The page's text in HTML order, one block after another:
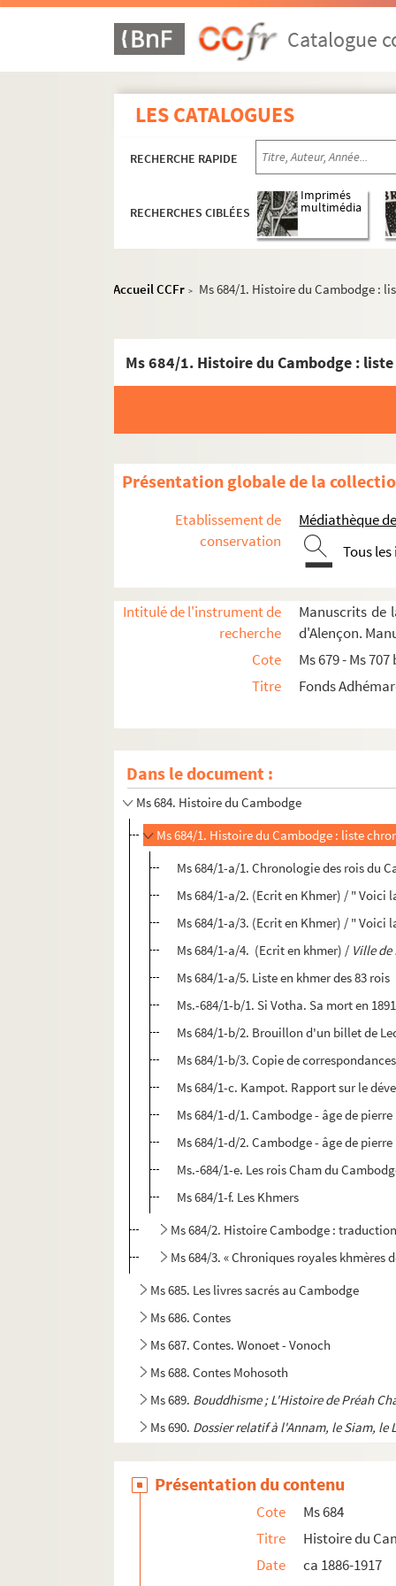
Catalogue
LES CATALOGUES
RECHERCHE RAPIDE
RECHERCHES CIBLÉES
Imprimés
multimédia
Accueil CCFr > Ms 684/1. Histoire du Cambodge :
Présentation globale de la
Etablissement de
conservation
Médiathèque
Tous
Intitulé de l'instrument de
recherche
Manuscrits de
d'Alençon.
Cote
Ms 679 - Ms 707
Titre
Fonds
Dans le document :
Trey-Phét, Trey-Tayuth, Vocabulaire,
Trey-Phét, Trey-Tayuth, Traduction,
Ms 682.Tray-Phoum, autre manuscrit
Ms 683.Astronomie
Ms 684. Histoire du Cambodge
Ms 684/1. Histoire du Cambodge : liste
Ms 684/1-a/1. Chronologie des rois du
Ms 684/1-a/2. (Ecrit en Khmer) / " Voici
Ms 684/1-a/3. (Ecrit en Khmer) / " Voici
Ms 684/1-a/4. (Ecrit en khmer) / Ville
Ms 684/1-a/5. Liste en khmer des 83 rois
Ms.-684/1-b/1. Si Votha. Sa mort en 1891
Ms 684/1-b/2. Brouillon d'un billet de
Ms 684/1-b/3. Copie de
Ms 684/1-c. Kampot. Rapport sur le
Ms 684/1-d/1. Cambodge - âge de pierre
Ms 684/1-d/2. Cambodge - âge de pierre
Ms.-684/1-e. Les rois Cham du
Ms 684/1-f. Les Khmers
Ms 684/2. Histoire Cambodge :
Ms 684/3. « Chroniques royales khmères
Ms 685. Les livres sacrés au Cambodge
Ms 686. Contes
Ms 687. Contes. Wonoet - Vonoch
Ms 688. Contes Mohosoth
Ms 689. Bouddhisme ; L'Histoire de Préah
Ms 690. Dossier relatif à l'Annam, le Siam, le
Ms 692.Vocabulaire Pnong / Stiêng /
Pratya Sataka
Services du palais
Vocabulaire judiciaire.
Présentation du contenu
Cote
Ms 684
Titre
Histoire du
Date
ca 1886-1917